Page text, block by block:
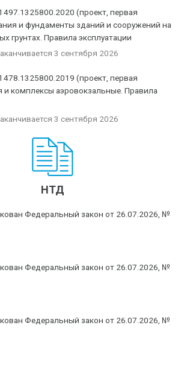
(проект, первая
и фундаменты зданий и сооружений на
грунтах. Правила эксплуатации
3 сентября 2026
(проект, первая
и комплексы аэровокзальные. Правила
3 сентября 2026
НТД
Федеральный закон от 26.07.2026, №
Федеральный закон от 26.07.2026, №
Федеральный закон от 26.07.2026, №